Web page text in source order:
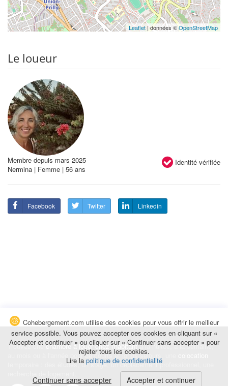
Leaflet| données ©OpenStreetMap
Le loueur
Identité vérifiée
Membre depuis mars 2025
Nermina | Femme | 56 ans
Facebook Twitter Linkedin
Trouvez unechambre à louer chez l'habitantà la nuitée, à la semaine,
au mois ou à l'année pour de courts et longs séjours, une
temporaire : des études, un stage, un déplacement professionnel, une
Cohebergement.com utilise des cookies pour vous offrir le meilleur
service possible. Vous pouvez accepter ces cookies en cliquant sur «
Accepter et continuer » ou cliquer sur « Continuer sans accepter » pour
rejeter tous les cookies.
Lire la politique de confidentialité
Continuer sans accepter Accepter et continuer